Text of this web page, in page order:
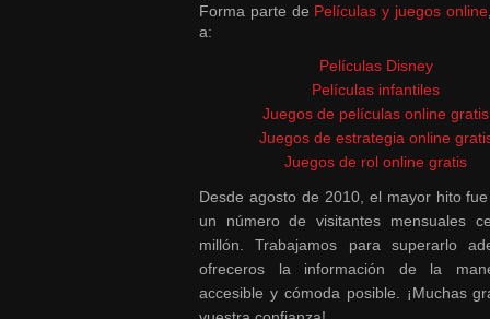
Forma parte de Películas y juegos online
a:
Películas Disney
Películas infantiles
Juegos de películas online gratis
Juegos de estrategia online
Juegos de rol online gratis
Desde agosto de 2010, el mayor hito
un número de visitantes mensuales
millón. Trabajamos para superarlo
ofreceros la información de la
accesible y cómoda posible. ¡Muchas